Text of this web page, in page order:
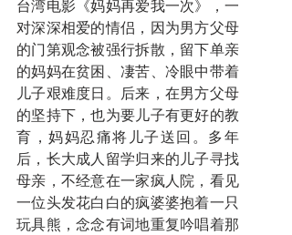
台湾电影《妈妈再爱我一次》，一
对深深相爱的情侣，因为男方父母
的门第观念被强行拆散，留下单亲
的妈妈在贫困、凄苦、冷眼中带着
儿子艰难度日。后来，在男方父母
的坚持下，也为要儿子有更好的教
育，妈妈忍痛将儿子送回。多年
后，长大成人留学归来的儿子寻找
母亲，不经意在一家疯人院，看见
一位头发花白白的疯婆婆抱着一只
玩具熊，念念有词地重复吟唱着那